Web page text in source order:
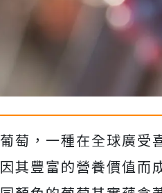
葡萄，一種在全球廣受
因其豐富的營養價值而